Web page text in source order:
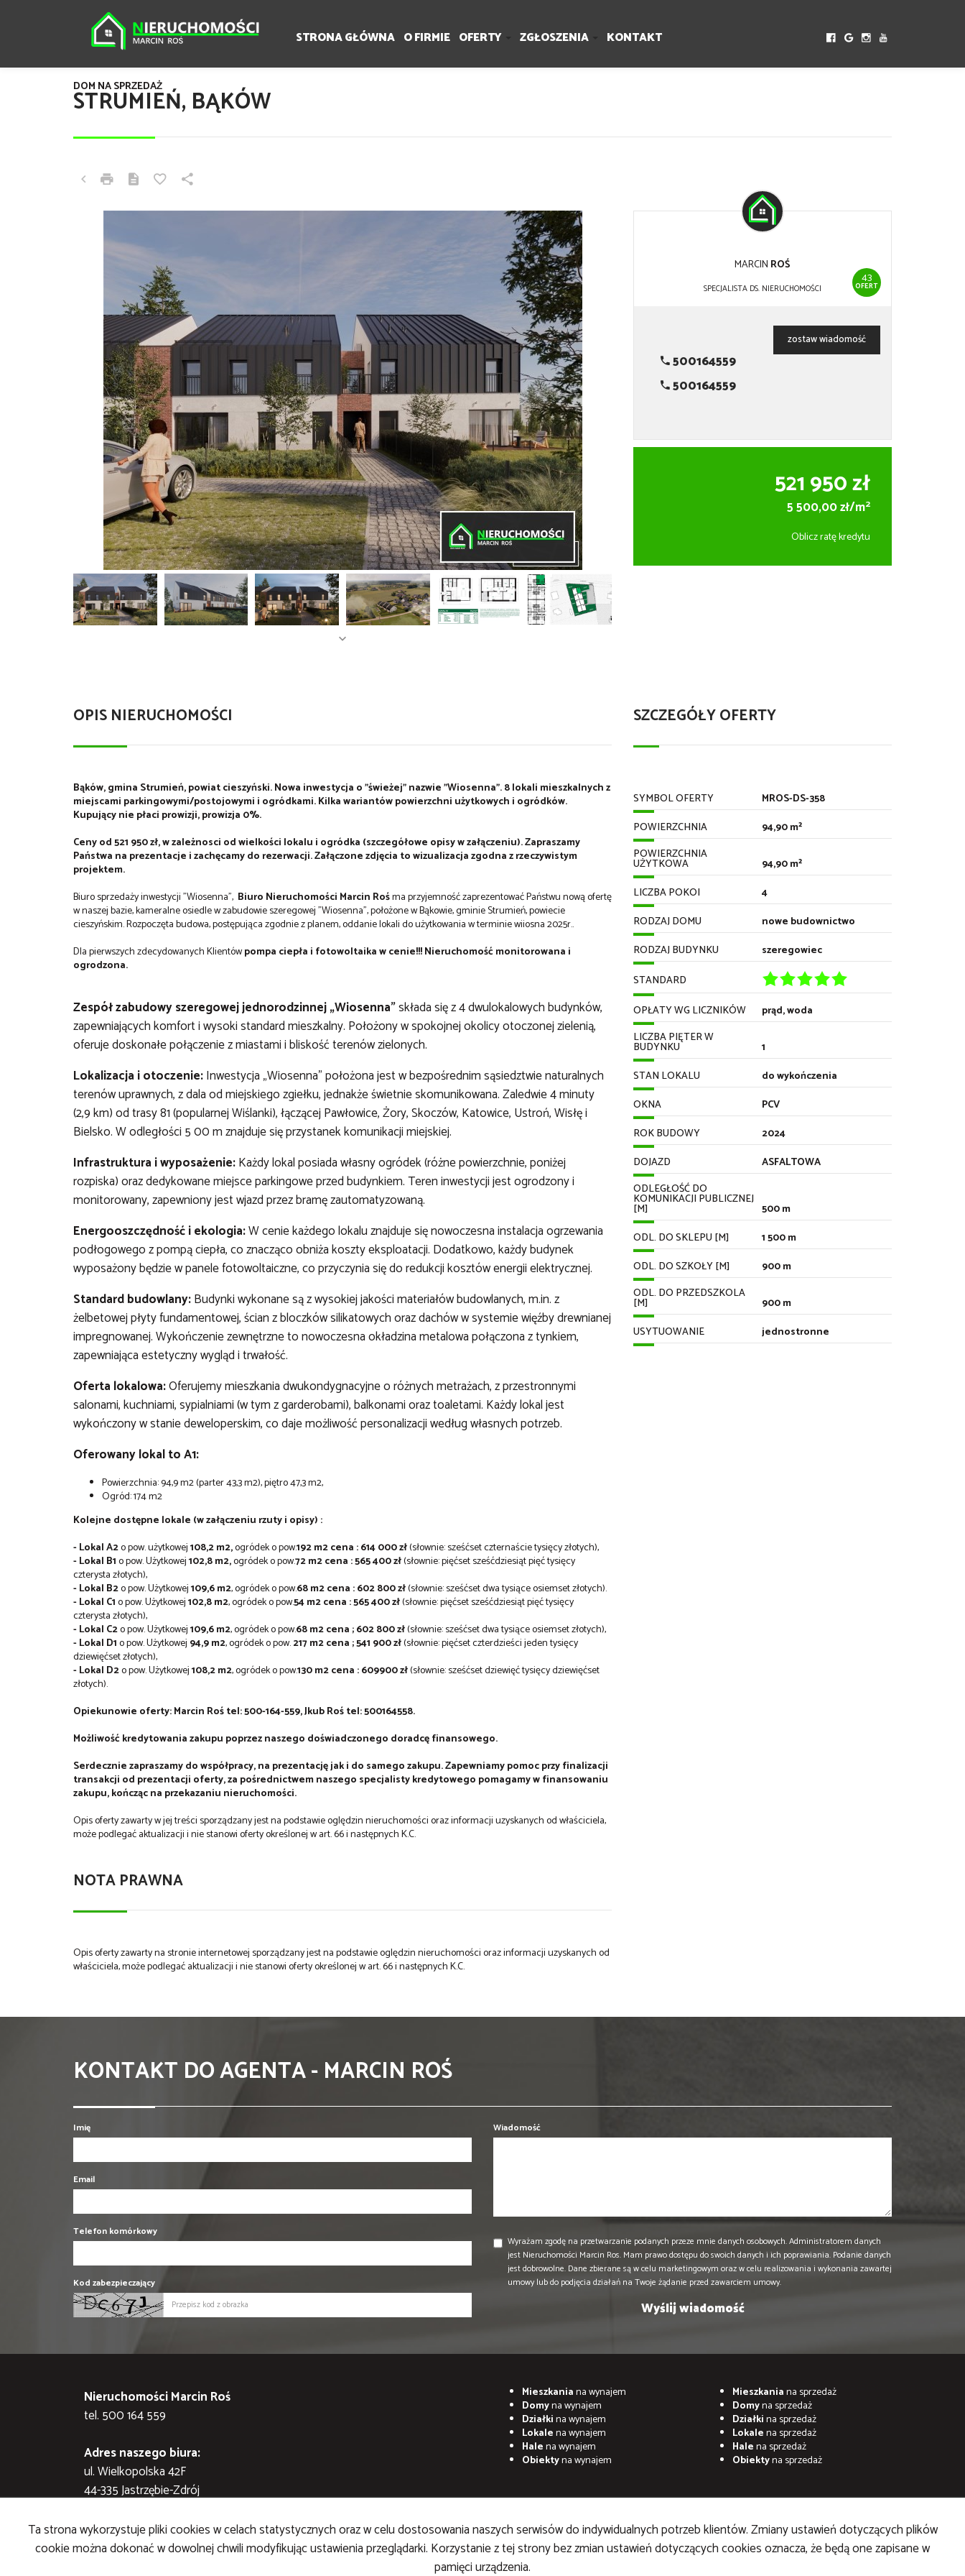
STRONA GŁÓWNA O FIRMIE OFERTY ZGŁOSZENIA KONTAKT
STRUMIEŃ, BĄKÓW
DOM NA SPRZEDAŻ
43
OFERT
MARCIN ROŚ
SPECJALISTA DS. NIERUCHOMOŚCI
500164559
500164559
zostaw wiadomość
521 950 zł
5 500,00 zł/m2
Oblicz ratę kredytu
OPIS NIERUCHOMOŚCI
Bąków, gmina Strumień, powiat cieszyński. Nowa inwestycja o "świeżej" nazwie "Wiosenna". 8 lokali mieszkalnych z
miejscami parkingowymi/postojowymi i ogródkami. Kilka wariantów powierzchni użytkowych i ogródków.
Kupujący nie płaci prowizji, prowizja 0%.
Ceny od 521 950 zł, w zależnosci od wielkości lokalu i ogródka (szczegółowe opisy w załączeniu). Zapraszamy
Państwa na prezentacje i zachęcamy do rezerwacji. Załączone zdjęcia to wizualizacja zgodna z rzeczywistym
projektem.
Biuro sprzedaży inwestycji "Wiosenna", Biuro Nieruchomości Marcin Rośma przyjemność zaprezentować Państwu nową ofertę
w naszej bazie, kameralne osiedle w zabudowie szeregowej "Wiosenna", położone w Bąkowie, gminie Strumień, powiecie
cieszyńskim. Rozpoczęta budowa, postępująca zgodnie z planem, oddanie lokali do użytkowania w terminie wiiosna 2025r..
Dla pierwszych zdecydowanych Klientówpompa ciepła i fotowoltaika w cenie!!! Nieruchomość monitorowana i
ogrodzona.
Zespół zabudowy szeregowej jednorodzinnej „Wiosenna”składa się z 4 dwulokalowych budynków,
zapewniających komfort i wysoki standard mieszkalny. Położony w spokojnej okolicy otoczonej zielenią,
oferuje doskonałe połączenie z miastami i bliskość terenów zielonych.
Lokalizacja i otoczenie:Inwestycja „Wiosenna” położona jest w bezpośrednim sąsiedztwie naturalnych
terenów uprawnych, z dala od miejskiego zgiełku, jednakże świetnie skomunikowana. Zaledwie 4 minuty
(2,9 km) od trasy 81 (popularnej Wiślanki), łączącej Pawłowice, Żory, Skoczów, Katowice, Ustroń, Wisłę i
Bielsko. W odległości 5 00 m znajduje się przystanek komunikacji miejskiej.
Infrastruktura i wyposażenie:Każdy lokal posiada własny ogródek (różne powierzchnie, poniżej
rozpiska) oraz dedykowane miejsce parkingowe przed budynkiem. Teren inwestycji jest ogrodzony i
monitorowany, zapewniony jest wjazd przez bramę zautomatyzowaną.
Energooszczędność i ekologia:W cenie każdego lokalu znajduje się nowoczesna instalacja ogrzewania
podłogowego z pompą ciepła, co znacząco obniża koszty eksploatacji. Dodatkowo, każdy budynek
wyposażony będzie w panele fotowoltaiczne, co przyczynia się do redukcji kosztów energii elektrycznej.
Standard budowlany:Budynki wykonane są z wysokiej jakości materiałów budowlanych, m.in. z
żelbetowej płyty fundamentowej, ścian z bloczków silikatowych oraz dachów w systemie więźby drewnianej
impregnowanej. Wykończenie zewnętrzne to nowoczesna okładzina metalowa połączona z tynkiem,
zapewniająca estetyczny wygląd i trwałość.
Oferta lokalowa:Oferujemy mieszkania dwukondygnacyjne o różnych metrażach, z przestronnymi
salonami, kuchniami, sypialniami (w tym z garderobami), balkonami oraz toaletami. Każdy lokal jest
wykończony w stanie deweloperskim, co daje możliwość personalizacji według własnych potrzeb.
Oferowany lokal to A1:
Powierzchnia: 94,9 m2 (parter 43,3 m2), piętro 47,3 m2,
Ogród: 174 m2
Kolejne dostępne lokale (w załączeniu rzuty i opisy) :
- Lokal A2o pow. użytkowej108,2 m2,ogródek o pow.192 m2 cena : 614 000 zł(słownie: sześćset czternaście tysięcy złotych),
- Lokal B1o pow. Użytkowej102,8 m2,ogródek o pow.72 m2 cena : 565 400 zł(słownie: pięćset sześćdziesiąt pięć tysięcy
czterysta złotych),
- Lokal B2o pow. Użytkowej109,6 m2, ogródek o pow.68 m2 cena : 602 800 zł(słownie: sześćset dwa tysiące osiemset złotych).
- Lokal C1o pow. Użytkowej102,8 m2, ogródek o pow.54 m2 cena : 565 400 zł(słownie: pięćset sześćdziesiąt pięć tysięcy
czterysta złotych),
- Lokal C2o pow. Użytkowej109,6 m2, ogródek o pow.68 m2 cena ; 602 800 zł(słownie: sześćset dwa tysiące osiemset złotych),
- Lokal D1o pow. Użytkowej 94,9 m2, ogródek o pow.217 m2 cena ; 541 900 zł(słownie: pięćset czterdzieści jeden tysięcy
dziewięćset złotych),
- Lokal D2o pow. Użytkowej108,2 m2, ogródek o pow.130 m2 cena : 609900 zł(słownie: sześćset dziewięć tysięcy dziewięćset
złotych).
Opiekunowie oferty: Marcin Roś tel: 500-164-559, Jkub Roś tel: 500164558.
Możliwość kredytowania zakupu poprzez naszego doświadczonego doradcę finansowego.
Serdecznie zapraszamy do współpracy, na prezentację jak i do samego zakupu. Zapewniamy pomoc przy finalizacji
transakcji od prezentacji oferty, za pośrednictwem naszego specjalisty kredytowego pomagamy w finansowaniu
zakupu, kończąc na przekazaniu nieruchomości.
Opis oferty zawarty w jej treści sporządzany jest na podstawie oględzin nieruchomości oraz informacji uzyskanych od właściciela,
może podlegać aktualizacji i nie stanowi oferty określonej w art. 66 i następnych K.C.
NOTA PRAWNA
Opis oferty zawarty na stronie internetowej sporządzany jest na podstawie oględzin nieruchomości oraz informacji uzyskanych od
właściciela, może podlegać aktualizacji i nie stanowi oferty określonej w art. 66 i następnych K.C.
SZCZEGÓŁY OFERTY
SYMBOL OFERTY
MROS-DS-358
POWIERZCHNIA
94,90 m²
POWIERZCHNIA
UŻYTKOWA
94,90 m²
LICZBA POKOI
4
RODZAJ DOMU
nowe budownictwo
RODZAJ BUDYNKU
szeregowiec
STANDARD
OPŁATY WG LICZNIKÓW
prąd, woda
LICZBA PIĘTER W
BUDYNKU
1
STAN LOKALU
do wykończenia
OKNA
PCV
ROK BUDOWY
2024
DOJAZD
ASFALTOWA
ODLEGŁOŚĆ DO
KOMUNIKACJI PUBLICZNEJ
[M]
500 m
ODL. DO SKLEPU [M]
1 500 m
ODL. DO SZKOŁY [M]
900 m
ODL. DO PRZEDSZKOLA
[M]
900 m
USYTUOWANIE
jednostronne
KONTAKT DO AGENTA - MARCIN ROŚ
Imię
Email
Telefon komórkowy
Kod zabezpieczający
Wiadomość
Wyrażam zgodę na przetwarzanie podanych przeze mnie danych osobowych. Administratorem danych
jest Nieruchomości Marcin Ros. Mam prawo dostępu do swoich danych i ich poprawiania. Podanie danych
jest dobrowolne. Dane zbierane są w celu marketingowym oraz w celu realizowania i wykonania zawartej
umowy lub do podjęcia działań na Twoje żądanie przed zawarciem umowy.
Nieruchomości Marcin Roś
tel. 500 164 559
Adres naszego biura:
ul. Wielkopolska 42F
44-335 Jastrzębie-Zdrój
Mieszkaniana wynajem
Domyna wynajem
Działkina wynajem
Lokalena wynajem
Halena wynajem
Obiektyna wynajem
Mieszkaniana sprzedaż
Domyna sprzedaż
Działkina sprzedaż
Lokalena sprzedaż
Halena sprzedaż
Obiektyna sprzedaż
STRONA GŁÓWNA KONTAKT KUP SPRZEDAJ
Ta strona wykorzystuje pliki cookies w celach statystycznych oraz w celu dostosowania naszych serwisów do indywidualnych potrzeb klientów. Zmiany ustawień dotyczących plików
cookie można dokonać w dowolnej chwili modyfikując ustawienia przeglądarki. Korzystanie z tej strony bez zmian ustawień dotyczących cookies oznacza, że będą one zapisane w
pamięci urządzenia.